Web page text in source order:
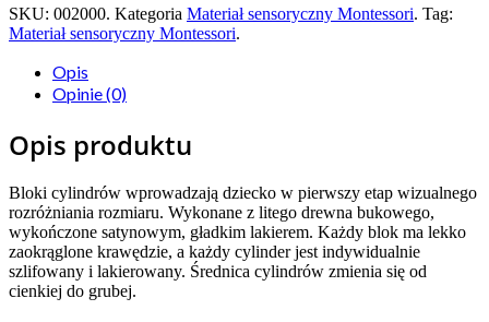
SKU: 002000. Kategoria Materiał sensoryczny Montessori. Tag:
Materiał sensoryczny Montessori.
Opis
Opinie (0)
Opis produktu
Bloki cylindrów wprowadzają dziecko w pierwszy etap wizualnego
rozróżniania rozmiaru. Wykonane z litego drewna bukowego,
wykończone satynowym, gładkim lakierem. Każdy blok ma lekko
zaokrąglone krawędzie, a każdy cylinder jest indywidualnie
szlifowany i lakierowany. Średnica cylindrów zmienia się od
cienkiej do grubej.